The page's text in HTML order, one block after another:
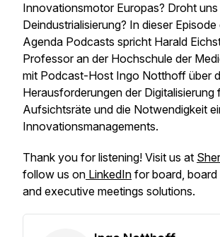
Innovationsmotor Europas? Droht uns
Deindustrialisierung? In dieser
Agenda Podcasts spricht Harald
Professor an der Hochschule der
mit Podcast-Host Ingo Notthoff über
Herausforderungen der Digitalisierung
Aufsichtsräte und die Notwendigkeit
Innovationsmanagements.
Thank you for listening! Visit us at
follow us on LinkedIn for board, board
and executive meetings solutions.